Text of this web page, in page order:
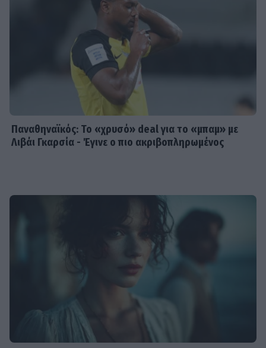
Παναθηναϊκός: Το «χρυσό» deal για το «μπαμ» με
Λιβάι Γκαρσία - Έγινε ο πιο ακριβοπληρωμένος